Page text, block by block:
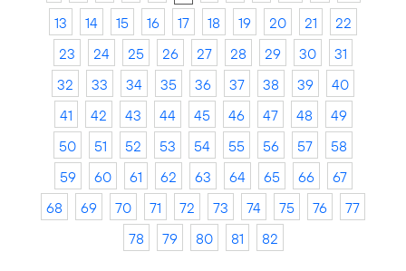
13
14 15 16 17 18 19 20 21
22
23
24 25 26 27 28 29 30
31
32
33 34 35 36 37 38 39
40
41
42 43 44 45 46 47 48
49
50
51 52 53 54 55 56 57
58
59
60 61 62 63 64 65 66
67
68
69 70 71 72 73 74 75 76
77
78
79 80 81 82